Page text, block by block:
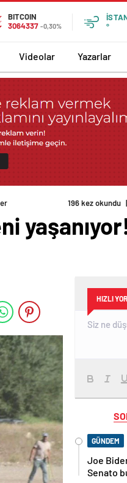
BITCOIN
3064337 -0,30%
°
Videolar Yazarlar
196 kez okundu |
HIZLI
GÜNDEM
Joe
Senato